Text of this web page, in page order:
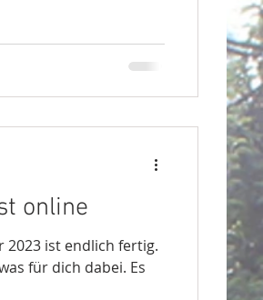
online
2023 ist endlich fertig.
für dich dabei. Es